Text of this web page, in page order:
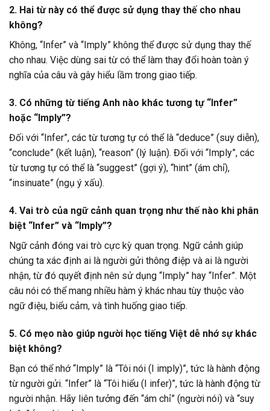
2. Hai từ này có thể được sử dụng thay thế cho nhau
không?
Không, “Infer” và “Imply” không thể được sử dụng thay thế
cho nhau. Việc dùng sai từ có thể làm thay đổi hoàn toàn ý
nghĩa của câu và gây hiểu lầm trong giao tiếp.
3. Có những từ tiếng Anh nào khác tương tự “Infer”
hoặc “Imply”?
Đối với “Infer”, các từ tương tự có thể là “deduce” (suy diễn),
“conclude” (kết luận), “reason” (lý luận). Đối với “Imply”, các
từ tương tự có thể là “suggest” (gợi ý), “hint” (ám chỉ),
“insinuate” (ngụ ý xấu).
4. Vai trò của ngữ cảnh quan trọng như thế nào khi phân
biệt “Infer” và “Imply”?
Ngữ cảnh đóng vai trò cực kỳ quan trọng. Ngữ cảnh giúp
chúng ta xác định ai là người gửi thông điệp và ai là người
nhận, từ đó quyết định nên sử dụng “Imply” hay “Infer”. Một
câu nói có thể mang nhiều hàm ý khác nhau tùy thuộc vào
ngữ điệu, biểu cảm, và tình huống giao tiếp.
5. Có mẹo nào giúp người học tiếng Việt dễ nhớ sự khác
biệt không?
Bạn có thể nhớ “Imply” là “Tôi nói (I imply)”, tức là hành động
từ người gửi. “Infer” là “Tôi hiểu (I infer)”, tức là hành động từ
người nhận. Hãy liên tưởng đến “ám chỉ” (người nói) và “suy